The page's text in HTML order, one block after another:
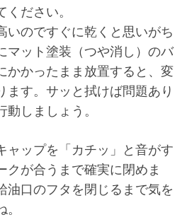
ださい。
いのですぐに乾くと思いがち
マット塗装（つや消し）のバ
かかったまま放置すると、変
ます。サッと拭けば問題あり
動しましょう。
ャップを「カチッ」と音がす
クが合うまで確実に閉めま
油口のフタを閉じるまで気を